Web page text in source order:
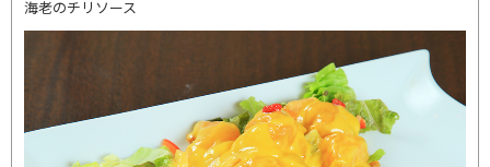
海老のチリソース